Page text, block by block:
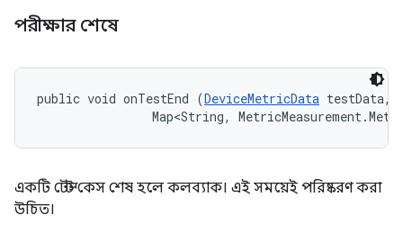
পরীক্ষার শেষে
public void onTestEnd (DeviceMetricData testData,
Map<String,
একটি টেস্ট কেস শেষ হলে কলব্যাক। এই সময়েই পরিষ্করণ করা
উচিত।